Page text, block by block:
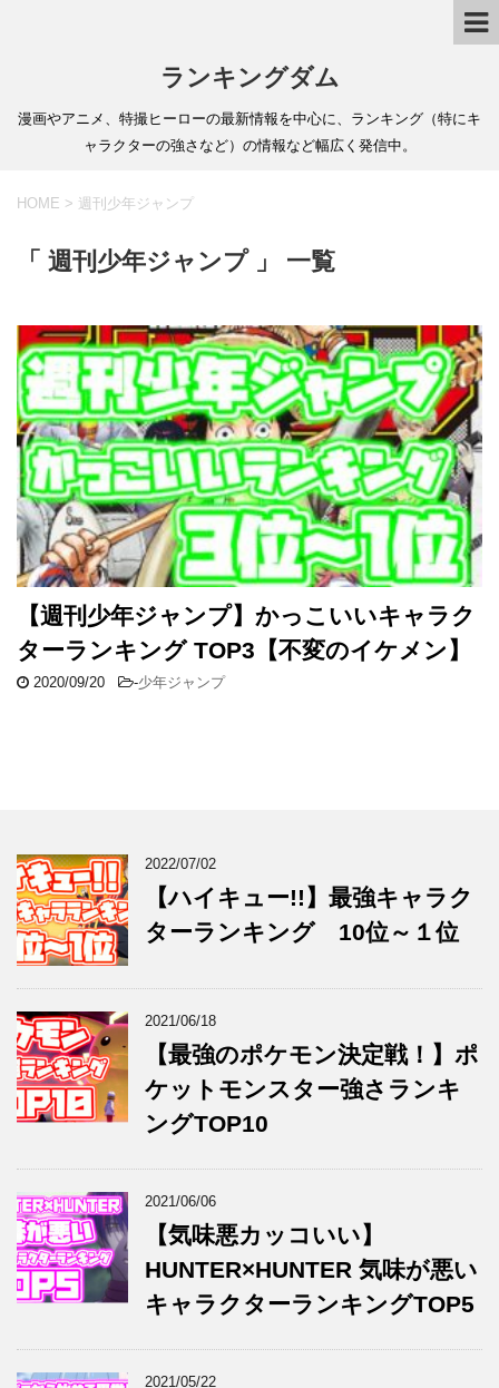
ランキングダム
漫画やアニメ、特撮ヒーローの最新情報を中心に、ランキング（特にキ
ャラクターの強さなど）の情報など幅広く発信中。
HOME > 週刊少年ジャンプ
「 週刊少年ジャンプ 」 一覧
【週刊少年ジャンプ】かっこいいキャラク
ターランキング TOP3【不変のイケメン】
2020/09/20 -少年ジャンプ
2022/07/02
【ハイキュー!!】最強キャラク
ターランキング 10位～１位
2021/06/18
【最強のポケモン決定戦！】ポ
ケットモンスター強さランキ
ングTOP10
2021/06/06
【気味悪カッコいい】
HUNTER×HUNTER 気味が悪い
キャラクターランキングTOP5
2021/05/22